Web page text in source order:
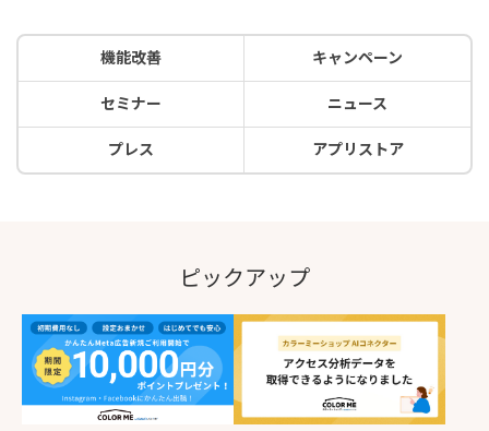
機能改善 キャンペーン
セミナー ニュース
プレス アプリストア
ピックアップ